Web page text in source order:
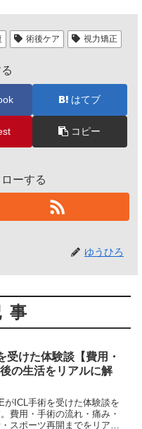
術後ケア 視力矯正
はてブ
コピー
ーする
ゆうひろ
事
受けた体験談【費用・
の生活をリアルに解
がICL手術を受けた体験談を
費用・手術の流れ・痛み・
スポーツ再開までをリアル